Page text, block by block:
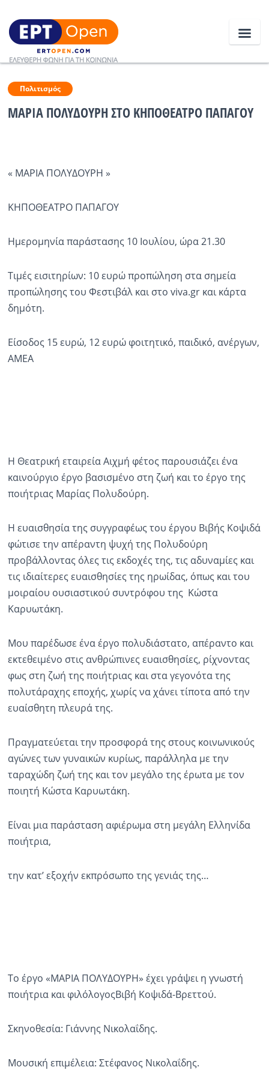
Ειδήσεις
Πολιτική
Οικονομία
Ραδιόφωνο LIVE
Εκπομπές
Πολιτισμός
ΜΑΡΙΑ ΠΟΛΥΔΟΥΡΗ ΣΤΟ ΚΗΠΟΘΕΑΤΡΟ ΠΑΠΑΓΟΥ
« ΜΑΡΙΑ ΠΟΛΥΔΟΥΡΗ »
ΚΗΠΟΘΕΑΤΡΟ ΠΑΠΑΓΟΥ
Ημερομηνία παράστασης 10 Ιουλίου, ώρα 21.30
Τιμές εισιτηρίων: 10 ευρώ προπώληση στα σημεία
προπώλησης του Φεστιβάλ και στο viva.gr και κάρτα
δημότη.
Είσοδος 15 ευρώ, 12 ευρώ φοιτητικό, παιδικό, ανέργων,
ΑΜΕΑ
Η Θεατρική εταιρεία Αιχμή φέτος παρουσιάζει ένα
καινούργιο έργο βασισμένο στη ζωή και το έργο της
ποιήτριας Μαρίας Πολυδούρη.
Η ευαισθησία της συγγραφέως του έργου Βιβής Κοψιδά
φώτισε την απέραντη ψυχή της Πολυδούρη
προβάλλοντας όλες τις εκδοχές της, τις αδυναμίες και
τις ιδιαίτερες ευαισθησίες της ηρωίδας, όπως και του
μοιραίου ουσιαστικού συντρόφου της Κώστα
Καρυωτάκη.
Μου παρέδωσε ένα έργο πολυδιάστατο, απέραντο και
εκτεθειμένο στις ανθρώπινες ευαισθησίες, ρίχνοντας
φως στη ζωή της ποιήτριας και στα γεγονότα της
πολυτάραχης εποχής, χωρίς να χάνει τίποτα από την
ευαίσθητη πλευρά της.
Πραγματεύεται την προσφορά της στους κοινωνικούς
αγώνες των γυναικών κυρίως, παράλληλα με την
ταραχώδη ζωή της και τον μεγάλο της έρωτα με τον
ποιητή Κώστα Καρυωτάκη.
Είναι μια παράσταση αφιέρωμα στη μεγάλη Ελληνίδα
ποιήτρια,
την κατ’ εξοχήν εκπρόσωπο της γενιάς της…
Το έργο «ΜΑΡΙΑ ΠΟΛΥΔΟΥΡΗ» έχει γράψει η γνωστή
ποιήτρια και φιλόλογοςΒιβή Κοψιδά-Βρεττού.
Σκηνοθεσία: Γιάννης Νικολαΐδης.
Μουσική επιμέλεια: Στέφανος Νικολαΐδης.